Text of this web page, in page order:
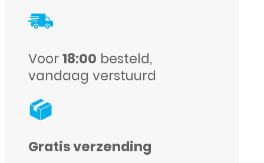
(GH82-
Origineel
Service
pack
Voor18:00 besteld,
vandaag verstuurd
Gratis verzending